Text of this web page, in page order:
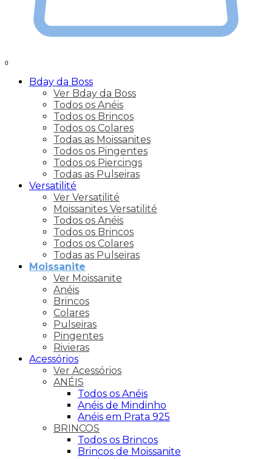
0
Bday da Boss
Ver Bday da Boss
Todos os Anéis
Todos os Brincos
Todos os Colares
Todas as Moissanites
Todos os Pingentes
Todos os Piercings
Todas as Pulseiras
Versatilité
Ver Versatilité
Moissanites Versatilité
Todos os Anéis
Todos os Brincos
Todos os Colares
Todas as Pulseiras
Moissanite
Ver Moissanite
Anéis
Brincos
Colares
Pulseiras
Pingentes
Rivieras
Acessórios
Ver Acessórios
ANÉIS
Todos os Anéis
Anéis de Mindinho
Anéis em Prata 925
BRINCOS
Todos os Brincos
Brincos de Moissanite